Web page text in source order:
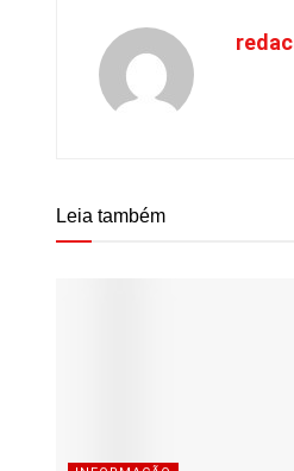
Leia também